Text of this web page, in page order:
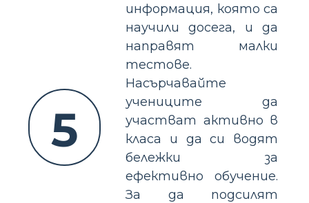
5
информация, която са
научили досега, и да
направят малки
тестове.
Насърчавайте
учениците да
участват активно в
класа и да си водят
бележки за
ефективно обучение.
За да подсилят